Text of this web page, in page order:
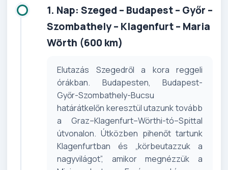
1. Nap: Szeged – Budapest – Győr –
Szombathely – Klagenfurt – Maria
Wörth (600 km)
Elutazás Szegedről a kora reggeli
órákban. Budapesten, Budapest-
Győr-Szombathely-Bucsu
határátkelőn keresztül utazunk tovább
a Graz–Klagenfurt–Wörthi-tó–Spittal
útvonalon. Útközben pihenőt tartunk
Klagenfurtban és „körbeutazzuk a
nagyvilágot”, amikor megnézzük a